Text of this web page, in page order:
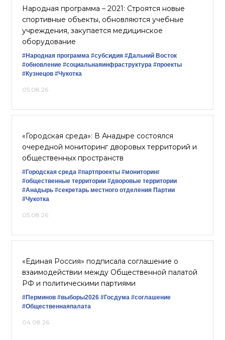
Народная программа – 2021: Строятся новые
спортивные объекты, обновляются учебные
учреждения, закупается медицинское
оборудование
#Народная программа #субсидия #Дальний Восток
#обновление #социальнаяинфраструктура #проекты
#Кузнецов #Чукотка
05.08.26
«Городская среда»: В Анадыре состоялся
очередной мониторинг дворовых территорий и
общественных пространств
#Городская среда #партпроекты #мониторинг
#общественные территории #дворовые территории
#Анадырь #секретарь местного отделения Партии
#Чукотка
05.08.26
«Единая Россия» подписала соглашение о
взаимодействии между Общественной палатой
РФ и политическими партиями
#Перминов #выборы2026 #Госдума #соглашение
#Общественнаяпалата
04.08.26